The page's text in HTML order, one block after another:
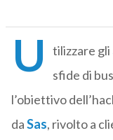
U tilizzare gli
sfide di
l’obiettivo
daSas, rivolto a